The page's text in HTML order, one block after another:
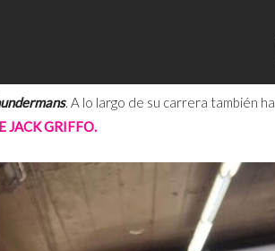
. A lo largo de su carrera también ha
JACK GRIFFO.